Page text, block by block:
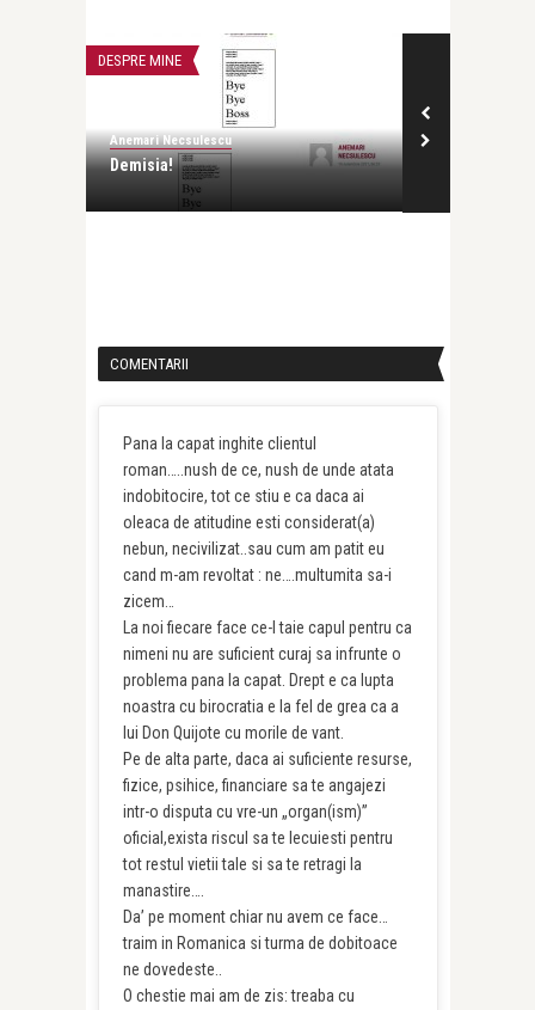
DESPRE MINE
Anemari Necsulescu
Demisia!
Demisia!
COMENTARII
Pana la capat inghite clientul
roman…..nush de ce, nush de unde atata
indobitocire, tot ce stiu e ca daca ai
oleaca de atitudine esti considerat(a)
nebun, necivilizat..sau cum am patit eu
cand m-am revoltat : ne….multumita sa-i
zicem…
La noi fiecare face ce-l taie capul pentru ca
nimeni nu are suficient curaj sa infrunte o
problema pana la capat. Drept e ca lupta
noastra cu birocratia e la fel de grea ca a
lui Don Quijote cu morile de vant.
Pe de alta parte, daca ai suficiente resurse,
fizice, psihice, financiare sa te angajezi
intr-o disputa cu vre-un „organ(ism)”
oficial,exista riscul sa te lecuiesti pentru
tot restul vietii tale si sa te retragi la
manastire….
Da’ pe moment chiar nu avem ce face…
traim in Romanica si turma de dobitoace
ne dovedeste..
O chestie mai am de zis: treaba cu